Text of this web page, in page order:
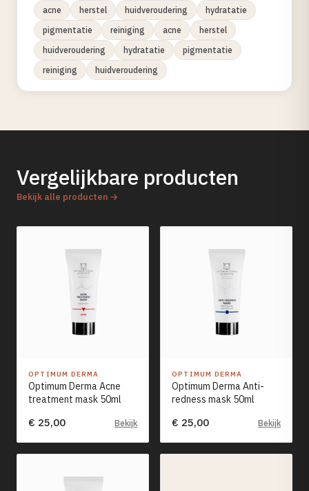
acne
herstel huidveroudering
hydratatie
pigmentatie
reiniging acne
herstel
huidveroudering
hydratatie
pigmentatie
reiniging
huidveroudering
Vergelijkbare producten
Bekijk alle producten →
OPTIMUM DERMA
Optimum Derma Acne
treatment mask 50ml
€ 25,00 Bekijk
OPTIMUM DERMA
Optimum Derma Anti-
redness mask 50ml
€ 25,00 Bekijk